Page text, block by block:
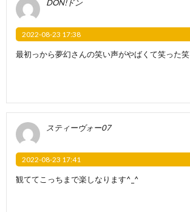
DON!ドン
2022-08-23 17:38
最初っから夢幻さんの笑い声がやばくて笑った笑
スティーヴォー07
2022-08-23 17:41
観ててこっちまで楽しなります^_^